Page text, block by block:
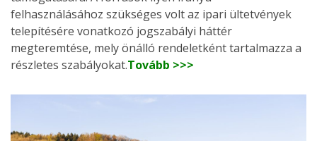
felhasználásához szükséges volt az ipari ültetvények
telepítésére vonatkozó jogszabályi háttér
megteremtése, mely önálló rendeletként tartalmazza a
részletes szabályokat.Tovább >>>